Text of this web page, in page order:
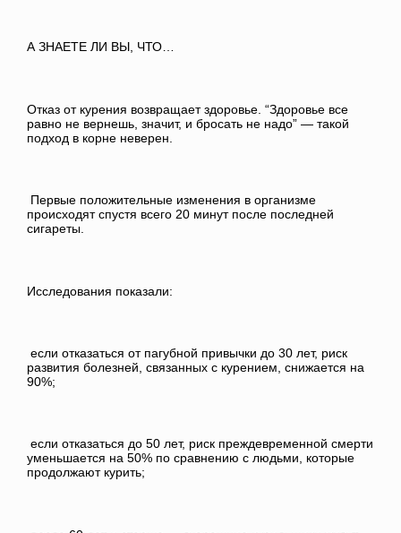
А ЗНАЕТЕ ЛИ ВЫ, ЧТО…
Отказ от курения возвращает здоровье. “Здоровье все
равно не вернешь, значит, и бросать не надо” — такой
подход в корне неверен.
Первые положительные изменения в организме
происходят спустя всего 20 минут после последней
сигареты.
Исследования показали:
если отказаться от пагубной привычки до 30 лет, риск
развития болезней, связанных с курением, снижается на
90%;
если отказаться до 50 лет, риск преждевременной смерти
уменьшается на 50% по сравнению с людьми, которые
продолжают курить;